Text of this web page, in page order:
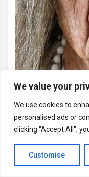
We value your
We use cookies to
personalised ads or
clicking "Accept All",
Customise